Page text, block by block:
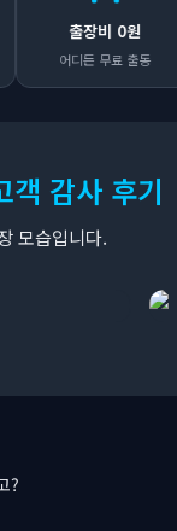
출장비 0원
어디든 무료 출동
객 감사 후기
모습입니다.
?